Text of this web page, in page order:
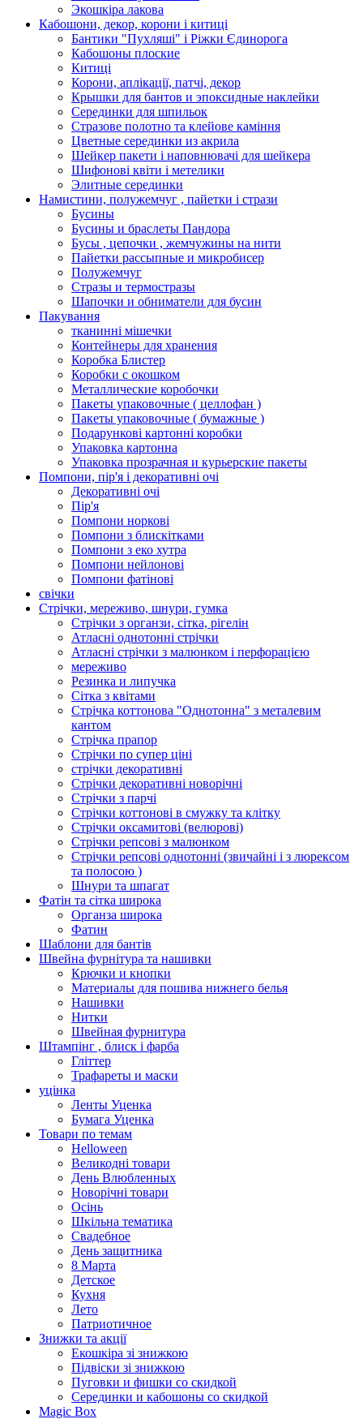
Экошкiра лакова
Кабошони, декор, корони і китиці
Бантики "Пухляші" і Ріжки Єдинорога
Кабошоны плоские
Китиці
Корони, аплікації, патчі, декор
Крышки для бантов и эпоксидные наклейки
Серединки для шпильок
Стразове полотно та клейове каміння
Цветные серединки из акрила
Шейкер пакети і наповнювачі для шейкера
Шифонові квіти і метелики
Элитные серединки
Намистини, полужемчуг , пайетки і стрази
Бусины
Бусины и браслеты Пандора
Бусы , цепочки , жемчужины на нити
Пайетки рассыпные и микробисер
Полужемчуг
Стразы и термостразы
Шапочки и обниматели для бусин
Пакування
тканинні мішечки
Контейнеры для хранения
Коробка Блистер
Коробки с окошком
Металлические коробочки
Пакеты упаковочные ( целлофан )
Пакеты упаковочные ( бумажные )
Подарункові картонні коробки
Упаковка картонна
Упаковка прозрачная и курьерские пакеты
Помпони, пір'я і декоративні очі
Декоративні очі
Пір'я
Помпони норкові
Помпони з блискітками
Помпони з еко хутра
Помпони нейлонові
Помпони фатінові
свічки
Стрічки, мереживо, шнури, гумка
Стрічки з органзи, сітка, рігелін
Атласні однотонні стрічки
Атласні стрічки з малюнком і перфорацією
мереживо
Резинка и липучка
Сітка з квітами
Стрічка коттонова "Однотонна" з металевим
кантом
Стрічка прапор
Стрічки по супер ціні
стрічки декоративні
Стрічки декоративні новорічні
Стрічки з парчі
Стрічки коттонові в смужку та клітку
Стрічки оксамитові (велюрові)
Стрічки репсові з малюнком
Стрічки репсові однотонні (звичайні і з люрексом
та полосою )
Шнури та шпагат
Фатін та сітка широка
Органза широка
Фатин
Шаблони для бантів
Швейна фурнітура та нашивки
Крючки и кнопки
Материалы для пошива нижнего белья
Нашивки
Нитки
Швейная фурнитура
Штампінг , блиск і фарба
Гліттер
Трафареты и маски
уцінка
Ленты Уценка
Бумага Уценка
Товари по темам
Helloween
Великодні товари
День Влюбленных
Новорічні товари
Осінь
Шкільна тематика
Свадебное
День защитника
8 Марта
Детское
Кухня
Лето
Патриотичное
Знижки та акції
Екошкіра зі знижкою
Підвіски зі знижкою
Пуговки и фишки со скидкой
Серединки и кабошоны со скидкой
Magic Box